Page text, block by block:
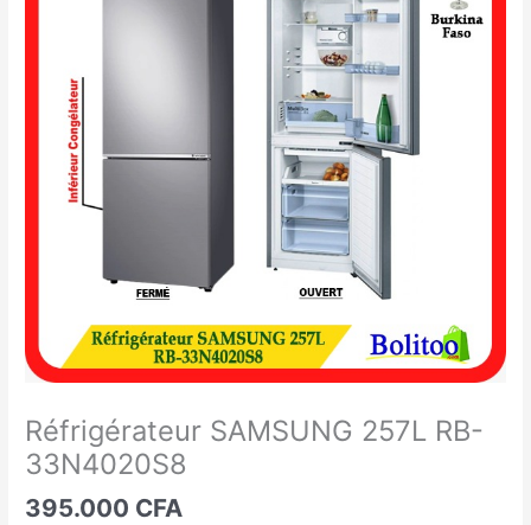
Réfrigérateur SAMSUNG 257L RB-
33N4020S8
395.000 CFA